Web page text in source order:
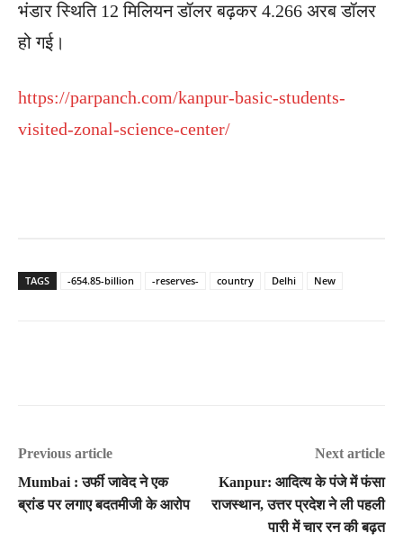
भंडार स्थिति 12 मिलियन डॉलर बढ़कर 4.266 अरब डॉलर
हो गई।
https://parpanch.com/kanpur-basic-students-
visited-zonal-science-center/
TAGS -654.85-billion -reserves- country Delhi New
Previous article
Mumbai : उर्फी जावेद ने एक
ब्रांड पर लगाए बदतमीजी के आरोप
Next article
Kanpur: आदित्य के पंजे में फंसा
राजस्थान, उत्तर प्रदेश ने ली पहली
पारी में चार रन की बढ़त